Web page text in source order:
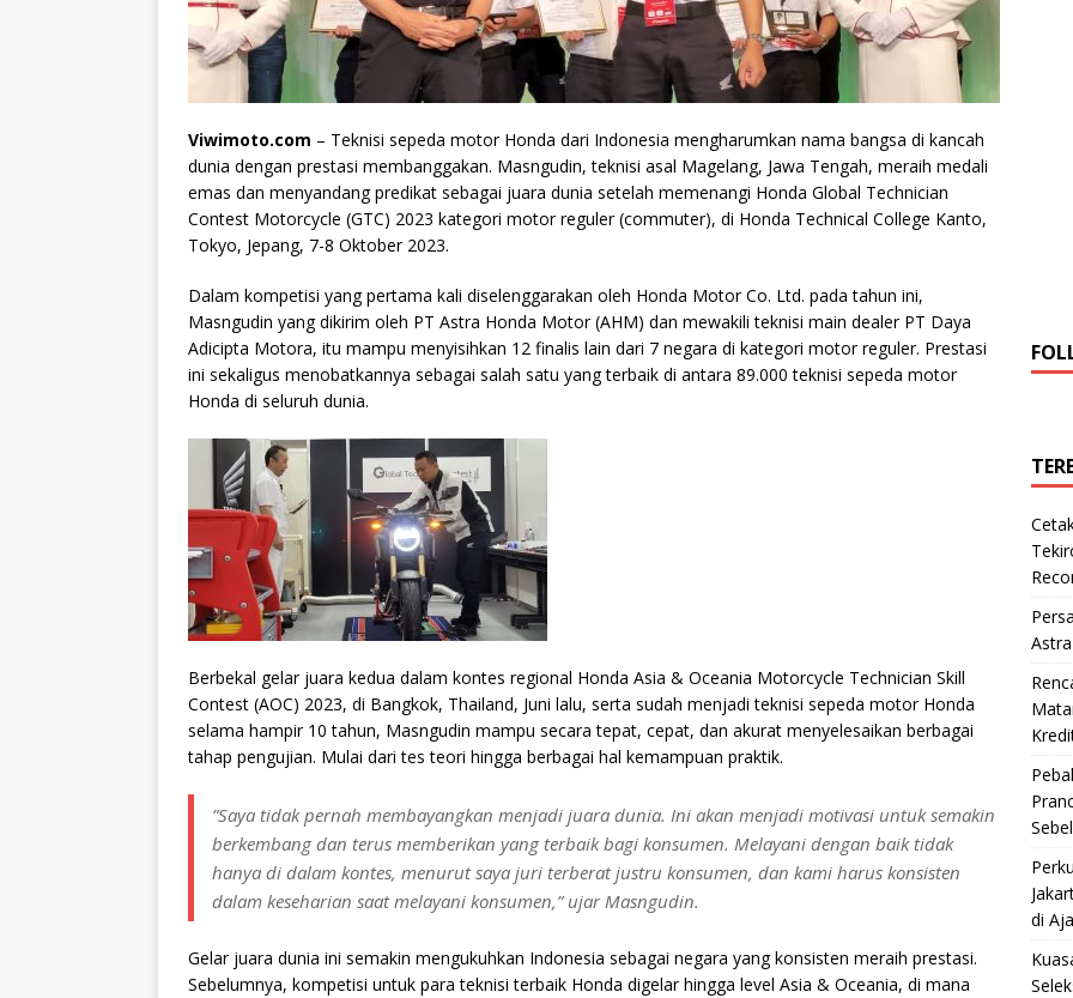
Viwimoto.com – Teknisi sepeda motor Honda dari Indonesia mengharumkan nama bangsa di kancah
dunia dengan prestasi membanggakan. Masngudin, teknisi asal Magelang, Jawa Tengah, meraih medali
emas dan menyandang predikat sebagai juara dunia setelah memenangi Honda Global Technician
Contest Motorcycle (GTC) 2023 kategori motor reguler (commuter), di Honda Technical College Kanto,
Tokyo, Jepang, 7-8 Oktober 2023.
Dalam kompetisi yang pertama kali diselenggarakan oleh Honda Motor Co. Ltd. pada tahun ini,
Masngudin yang dikirim oleh PT Astra Honda Motor (AHM) dan mewakili teknisi main dealer PT Daya
Adicipta Motora, itu mampu menyisihkan 12 finalis lain dari 7 negara di kategori motor reguler. Prestasi
ini sekaligus menobatkannya sebagai salah satu yang terbaik di antara 89.000 teknisi sepeda motor
Honda di seluruh dunia.
Berbekal gelar juara kedua dalam kontes regional Honda Asia & Oceania Motorcycle Technician Skill
Contest (AOC) 2023, di Bangkok, Thailand, Juni lalu, serta sudah menjadi teknisi sepeda motor Honda
selama hampir 10 tahun, Masngudin mampu secara tepat, cepat, dan akurat menyelesaikan berbagai
tahap pengujian. Mulai dari tes teori hingga berbagai hal kemampuan praktik.
”Saya tidak pernah membayangkan menjadi juara dunia. Ini akan menjadi motivasi untuk semakin
berkembang dan terus memberikan yang terbaik bagi konsumen. Melayani dengan baik tidak
hanya di dalam kontes, menurut saya juri terberat justru konsumen, dan kami harus konsisten
dalam keseharian saat melayani konsumen,” ujar Masngudin.
Gelar juara dunia ini semakin mengukuhkan Indonesia sebagai negara yang konsisten meraih prestasi.
Sebelumnya, kompetisi untuk para teknisi terbaik Honda digelar hingga level Asia & Oceania, di mana
di